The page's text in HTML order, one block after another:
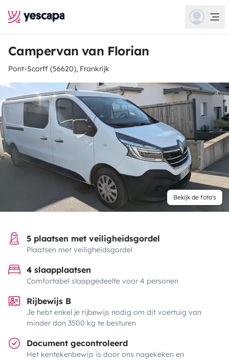
Campervan van Florian
Pont-Scorff (56620), Frankrijk
Bekijk de foto's
5 plaatsen met veiligheidsgordel
Plaatsen met veiligheidsgordel
4 slaapplaatsen
Comfortabel slaapgedeelte voor 4 personen
Rijbewijs B
Je hebt enkel je rijbewijs nodig om dit voertuig van
minder dan 3500 kg te besturen
Document gecontroleerd
Het kentekenbewijs is door ons nagekeken en